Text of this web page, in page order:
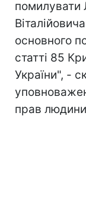
помилувати
основного
статті 85
України", -
прав